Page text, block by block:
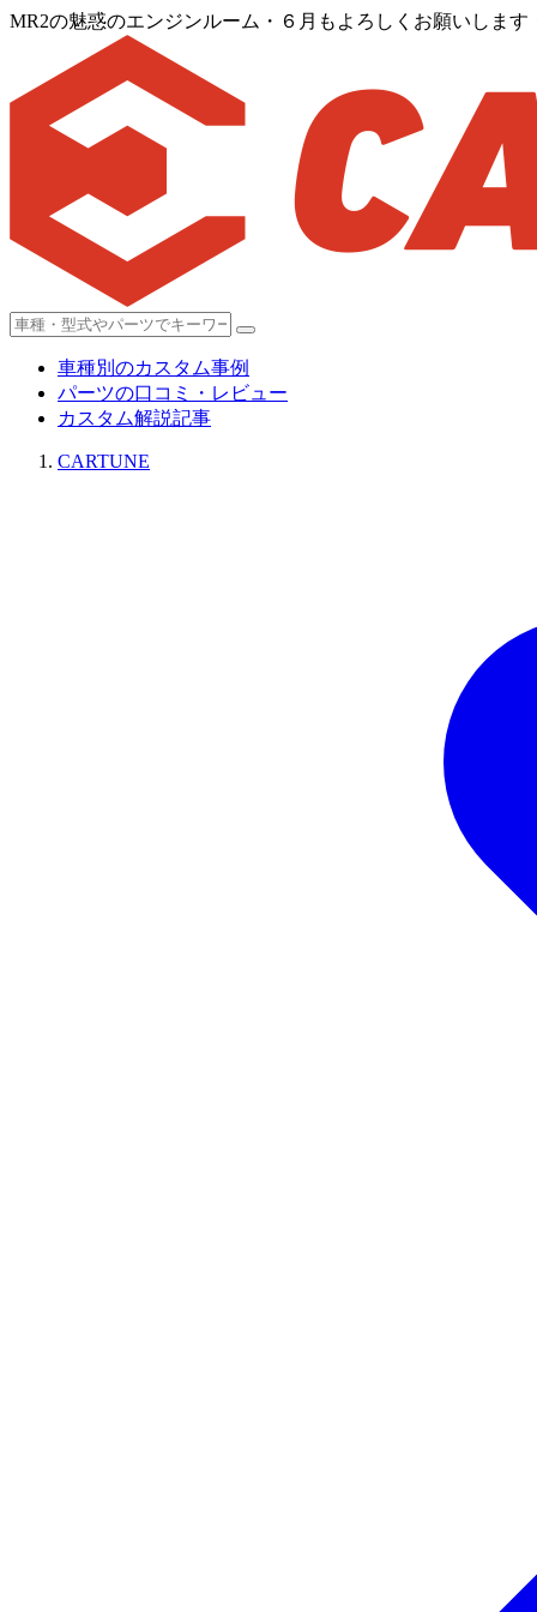
MR2の魅惑のエンジンルーム・６月もよろしくお願いしま
車種別のカスタム事例
パーツの口コミ・レビュー
カスタム解説記事
CARTUNE